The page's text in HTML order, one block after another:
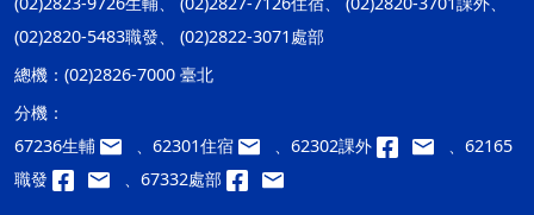
(02)2820-5483職發、 (02)2822-3071處部
總機： (02)2826-7000 臺北
分機：
67236生輔
、62301住宿 、62302課外
、62165
職發
、67332處部